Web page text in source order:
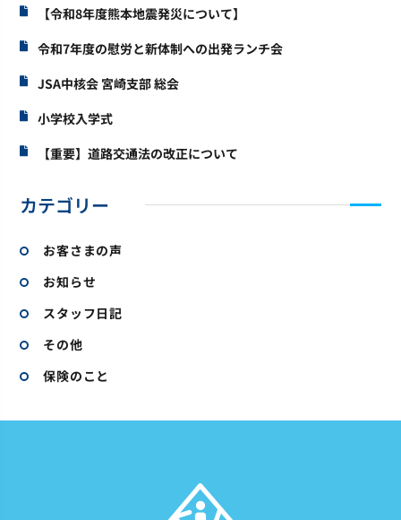
【令和8年度熊本地震発災について】
令和7年度の慰労と新体制への出発ランチ会
JSA中核会 宮崎支部 総会
小学校入学式
【重要】道路交通法の改正について
カテゴリー
お客さまの声
お知らせ
スタッフ日記
その他
保険のこと